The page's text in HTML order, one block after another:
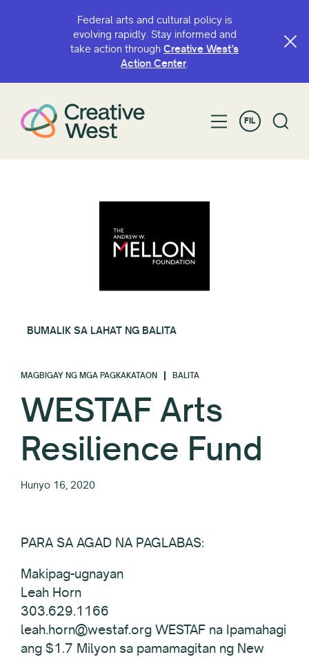
Federal arts and cultural policy is
evolving rapidly. Stay informed and
take action through Creative West’s
Action Center.
FIL
BUMALIK SA LAHAT NG BALITA
MAGBIGAY NG MGA PAGKAKATAON BALITA
WESTAF Arts
Resilience Fund
Hunyo 16, 2020
PARA SA AGAD NA PAGLABAS:
Makipag-ugnayan
Leah Horn
303.629.1166
leah.horn@westaf.org WESTAF na Ipamahagi
ang $1.7 Milyon sa pamamagitan ng New